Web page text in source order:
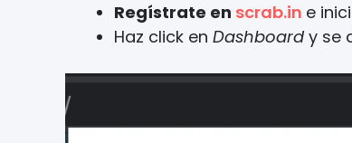
Regístrate en scrab.in e
Haz click en Dashboardy se